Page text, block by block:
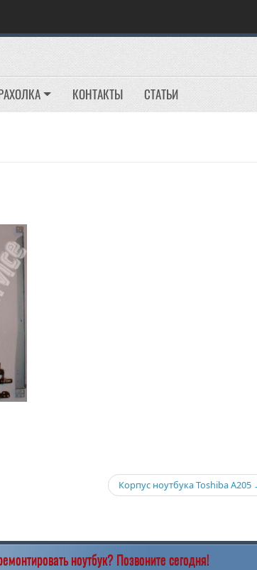
КОНТАКТЫ СТАТЬИ
Корпус ноутбука Toshiba A205
ноутбук? Позвоните сегодня!